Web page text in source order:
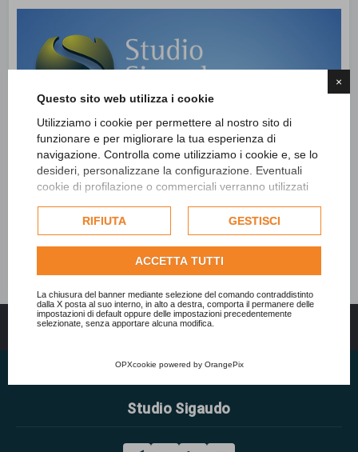
×
Questo sito web utilizza i cookie
Utilizziamo i cookie per permettere al nostro sito di
funzionare e per migliorare la tua esperienza di
navigazione. Controlla come utilizziamo i cookie e, se lo
desideri, personalizzane la configurazione. Eventuali
cookie di profilazione o commerciali verranno utilizzati
dell'utente e, se consentito, potrebbero essere utilizzati
per personalizzare gli annunci pubblicitari. Per ulteriori
informazioni su come Google utilizza i dati raccolti,
politica sulla privacy di Google
Consulta l'informativa cookie completa.
RIFIUTA GESTISCI
ACCETTA TUTTI
La chiusura del banner mediante selezione del comando contraddistinto
dalla X posta al suo interno, in alto a destra, comporta il permanere delle
impostazioni di default oppure delle impostazioni precedentemente
selezionate, senza apportare alcuna modifica.
OPXcookie powered by OrangePix
Indice Tutti gli orari sono
Studio Sigaudo